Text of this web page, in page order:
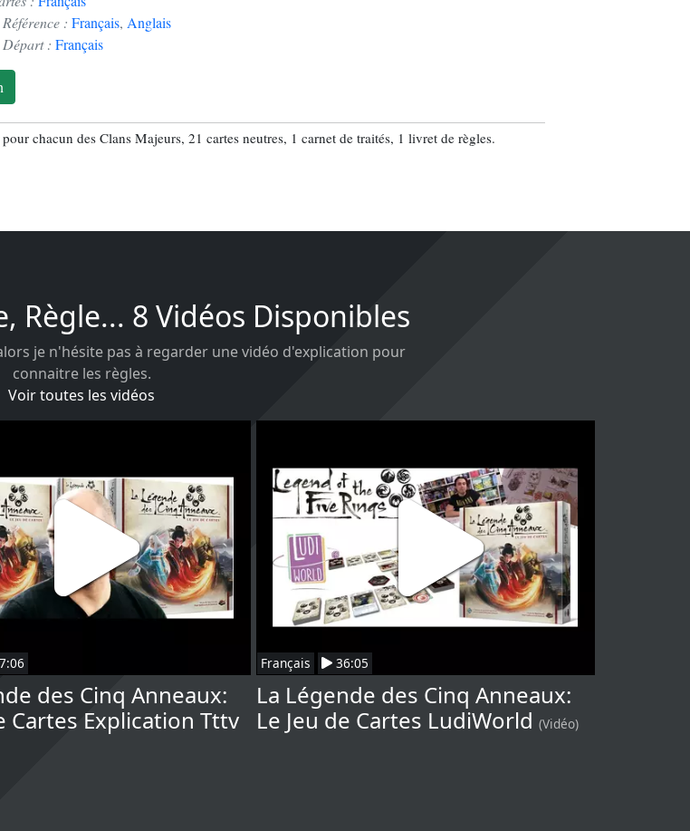
: Français, Anglais
Départ : Français
chacun des Clans Majeurs, 21 cartes neutres, 1 carnet de traités, 1 livret de règles.
Règle... 8 Vidéos Disponibles
je n'hésite pas à regarder une vidéo d'explication pour
connaitre les règles.
Voir toutes les vidéos
des Cinq Anneaux:
Cartes Explication Tttv
Français 36:05
La Légende des Cinq Anneaux:
Le Jeu de Cartes LudiWorld (Vidéo)